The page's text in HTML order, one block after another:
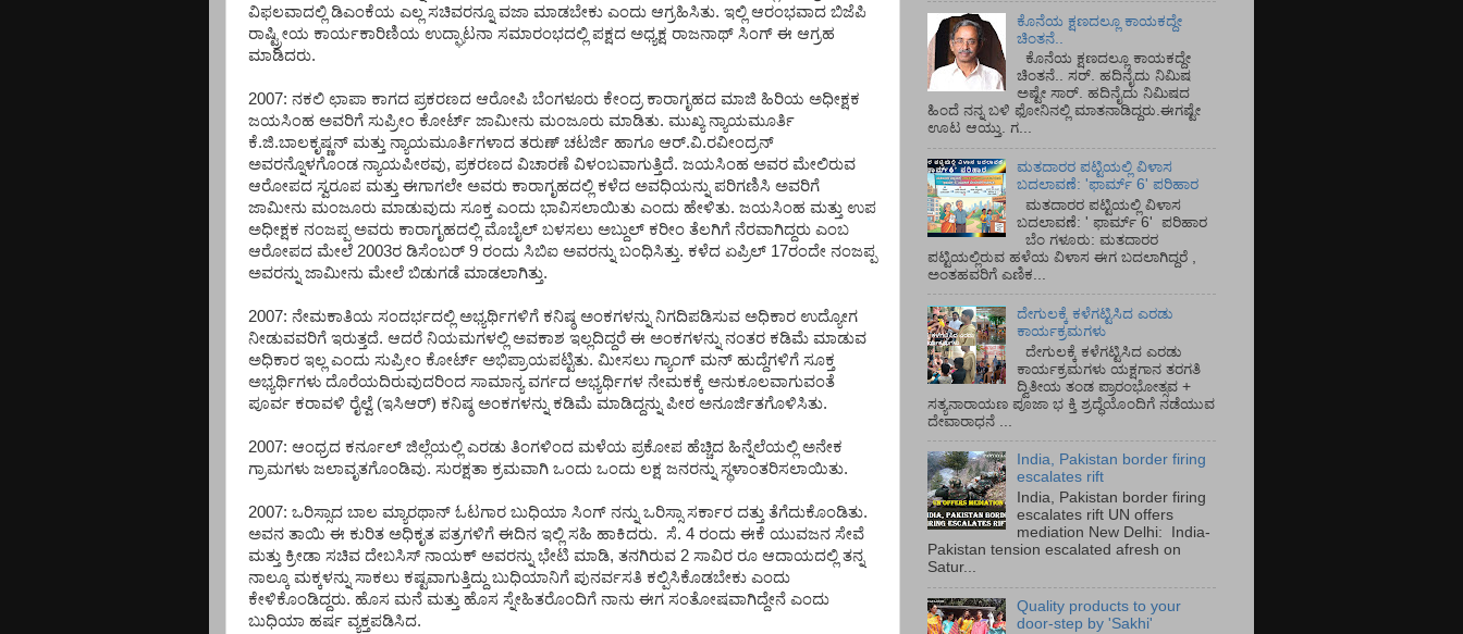
ವಿಫಲವಾದಲ್ಲಿ ಡಿಎಂಕೆಯ ಎಲ್ಲ ಸಚಿವರನ್ನೂ ವಜಾ ಮಾಡಬೇಕು ಎಂದು ಆಗ್ರಹಿಸಿತು. ಇಲ್ಲಿ ಆರಂಭವಾದ ಬಿಜೆಪಿ
ರಾಷ್ಟ್ರೀಯ ಕಾರ್ಯಕಾರಿಣಿಯ ಉದ್ಘಾಟನಾ ಸಮಾರಂಭದಲ್ಲಿ ಪಕ್ಷದ ಅಧ್ಯಕ್ಷ ರಾಜನಾಥ್ ಸಿಂಗ್ ಈ ಆಗ್ರಹ
ಮಾಡಿದರು.
2007: ನಕಲಿ ಛಾಪಾ ಕಾಗದ ಪ್ರಕರಣದ ಆರೋಪಿ ಬೆಂಗಳೂರು ಕೇಂದ್ರ ಕಾರಾಗೃಹದ ಮಾಜಿ ಹಿರಿಯ ಅಧೀಕ್ಷಕ
ಜಯಸಿಂಹ ಅವರಿಗೆ ಸುಪ್ರೀಂ ಕೋರ್ಟ್ ಜಾಮೀನು ಮಂಜೂರು ಮಾಡಿತು. ಮುಖ್ಯ ನ್ಯಾಯಮೂರ್ತಿ
ಕೆ.ಜಿ.ಬಾಲಕೃಷ್ಣನ್ ಮತ್ತು ನ್ಯಾಯಮೂರ್ತಿಗಳಾದ ತರುಣ್ ಚಟರ್ಜಿ ಹಾಗೂ ಆರ್.ವಿ.ರವೀಂದ್ರನ್
ಅವರನ್ನೊಳಗೊಂಡ ನ್ಯಾಯಪೀಠವು, ಪ್ರಕರಣದ ವಿಚಾರಣೆ ವಿಳಂಬವಾಗುತ್ತಿದೆ. ಜಯಸಿಂಹ ಅವರ ಮೇಲಿರುವ
ಆರೋಪದ ಸ್ವರೂಪ ಮತ್ತು ಈಗಾಗಲೇ ಅವರು ಕಾರಾಗೃಹದಲ್ಲಿ ಕಳೆದ ಅವಧಿಯನ್ನು ಪರಿಗಣಿಸಿ ಅವರಿಗೆ
ಜಾಮೀನು ಮಂಜೂರು ಮಾಡುವುದು ಸೂಕ್ತ ಎಂದು ಭಾವಿಸಲಾಯಿತು ಎಂದು ಹೇಳಿತು. ಜಯಸಿಂಹ ಮತ್ತು ಉಪ
ಅಧೀಕ್ಷಕ ನಂಜಪ್ಪ ಅವರು ಕಾರಾಗೃಹದಲ್ಲಿ ಮೊಬೈಲ್ ಬಳಸಲು ಅಬ್ದುಲ್ ಕರೀಂ ತೆಲಗಿಗೆ ನೆರವಾಗಿದ್ದರು ಎಂಬ
ಆರೋಪದ ಮೇಲೆ 2003ರ ಡಿಸೆಂಬರ್ 9 ರಂದು ಸಿಬಿಐ ಅವರನ್ನು ಬಂಧಿಸಿತ್ತು. ಕಳೆದ ಏಪ್ರಿಲ್ 17ರಂದೇ ನಂಜಪ್ಪ
ಅವರನ್ನು ಜಾಮೀನು ಮೇಲೆ ಬಿಡುಗಡೆ ಮಾಡಲಾಗಿತ್ತು.
2007: ನೇಮಕಾತಿಯ ಸಂದರ್ಭದಲ್ಲಿ ಅಭ್ಯರ್ಥಿಗಳಿಗೆ ಕನಿಷ್ಠ ಅಂಕಗಳನ್ನು ನಿಗದಿಪಡಿಸುವ ಅಧಿಕಾರ ಉದ್ಯೋಗ
ನೀಡುವವರಿಗೆ ಇರುತ್ತದೆ. ಆದರೆ ನಿಯಮಗಳಲ್ಲಿ ಅವಕಾಶ ಇಲ್ಲದಿದ್ದರೆ ಈ ಅಂಕಗಳನ್ನು ನಂತರ ಕಡಿಮೆ ಮಾಡುವ
ಅಧಿಕಾರ ಇಲ್ಲ ಎಂದು ಸುಪ್ರೀಂ ಕೋರ್ಟ್ ಅಭಿಪ್ರಾಯಪಟ್ಟಿತು. ಮೀಸಲು ಗ್ಯಾಂಗ್ ಮನ್ ಹುದ್ದೆಗಳಿಗೆ ಸೂಕ್ತ
ಅಭ್ಯರ್ಥಿಗಳು ದೊರೆಯದಿರುವುದರಿಂದ ಸಾಮಾನ್ಯ ವರ್ಗದ ಅಭ್ಯರ್ಥಿಗಳ ನೇಮಕಕ್ಕೆ ಅನುಕೂಲವಾಗುವಂತೆ
ಪೂರ್ವ ಕರಾವಳಿ ರೈಲ್ವೆ (ಇಸಿಆರ್) ಕನಿಷ್ಠ ಅಂಕಗಳನ್ನು ಕಡಿಮೆ ಮಾಡಿದ್ದನ್ನು ಪೀಠ ಅನೂರ್ಜಿತಗೊಳಿಸಿತು.
2007: ಆಂಧ್ರದ ಕರ್ನೂಲ್ ಜಿಲ್ಲೆಯಲ್ಲಿ ಎರಡು ತಿಂಗಳಿಂದ ಮಳೆಯ ಪ್ರಕೋಪ ಹೆಚ್ಚಿದ ಹಿನ್ನೆಲೆಯಲ್ಲಿ ಅನೇಕ
ಗ್ರಾಮಗಳು ಜಲಾವೃತಗೊಂಡಿವು. ಸುರಕ್ಷತಾ ಕ್ರಮವಾಗಿ ಒಂದು ಒಂದು ಲಕ್ಷ ಜನರನ್ನು ಸ್ಥಳಾಂತರಿಸಲಾಯಿತು.
2007: ಒರಿಸ್ಸಾದ ಬಾಲ ಮ್ಯಾರಥಾನ್ ಓಟಗಾರ ಬುಧಿಯಾ ಸಿಂಗ್ ನನ್ನು ಒರಿಸ್ಸಾ ಸರ್ಕಾರ ದತ್ತು ತೆಗೆದುಕೊಂಡಿತು.
ಅವನ ತಾಯಿ ಈ ಕುರಿತ ಅಧಿಕೃತ ಪತ್ರಗಳಿಗೆ ಈದಿನ ಇಲ್ಲಿ ಸಹಿ ಹಾಕಿದರು. ಸೆ. 4 ರಂದು ಈಕೆ ಯುವಜನ ಸೇವೆ
ಮತ್ತು ಕ್ರೀಡಾ ಸಚಿವ ದೇಬಸಿಸ್ ನಾಯಕ್ ಅವರನ್ನು ಭೇಟಿ ಮಾಡಿ, ತನಗಿರುವ 2 ಸಾವಿರ ರೂ ಆದಾಯದಲ್ಲಿ ತನ್ನ
ನಾಲ್ಕೂ ಮಕ್ಕಳನ್ನು ಸಾಕಲು ಕಷ್ಟವಾಗುತ್ತಿದ್ದು ಬುಧಿಯಾನಿಗೆ ಪುನರ್ವಸತಿ ಕಲ್ಪಿಸಿಕೊಡಬೇಕು ಎಂದು
ಕೇಳಿಕೊಂಡಿದ್ದರು. ಹೊಸ ಮನೆ ಮತ್ತು ಹೊಸ ಸ್ನೇಹಿತರೊಂದಿಗೆ ನಾನು ಈಗ ಸಂತೋಷವಾಗಿದ್ದೇನೆ ಎಂದು
ಬುಧಿಯಾ ಹರ್ಷ ವ್ಯಕ್ತಪಡಿಸಿದ.
ಕೊನೆಯ ಕ್ಷಣದಲ್ಲೂ ಕಾಯಕದ್ದೇ
ಚಿಂತನೆ..
ಕೊನೆಯ ಕ್ಷಣದಲ್ಲೂ ಕಾಯಕದ್ದೇ
ಚಿಂತನೆ.. ಸರ್.‌ ಹದಿನೈದು ನಿಮಿಷ
ಅಷ್ಟೇ ಸಾರ್.‌ ಹದಿನೈದು ನಿಮಿಷದ
ಹಿಂದೆ ನನ್ನ ಬಳಿ ಫೋನಿನಲ್ಲಿ ಮಾತನಾಡಿದ್ದರು.ಈಗಷ್ಟೇ
ಊಟ ಆಯ್ತು. ಗ...
ಮತದಾರರ ಪಟ್ಟಿಯಲ್ಲಿ ವಿಳಾಸ
ಬದಲಾವಣೆ: 'ಫಾರ್ಮ್ 6' ಪರಿಹಾರ
ಮತದಾರರ ಪಟ್ಟಿಯಲ್ಲಿ ವಿಳಾಸ
ಬದಲಾವಣೆ: ' ಫಾರ್ಮ್ 6' ಪರಿಹಾರ
ಬೆಂ ಗಳೂರು: ಮತದಾರರ
ಪಟ್ಟಿಯಲ್ಲಿರುವ ಹಳೆಯ ವಿಳಾಸ ಈಗ ಬದಲಾಗಿದ್ದರೆ ,
ಅಂತಹವರಿಗೆ ಎಣಿಕ...
ದೇಗುಲಕ್ಕೆ ಕಳೆಗಟ್ಟಿಸಿದ ಎರಡು
ಕಾರ್ಯಕ್ರಮಗಳು
ದೇಗುಲಕ್ಕೆ ಕಳೆಗಟ್ಟಿಸಿದ ಎರಡು
ಕಾರ್ಯಕ್ರಮಗಳು ಯಕ್ಷಗಾನ ತರಗತಿ
ದ್ವಿತೀಯ ತಂಡ ಪ್ರಾರಂಭೋತ್ಸವ +
ಸತ್ಯನಾರಾಯಣ ಪೂಜಾ ಭ ಕ್ತಿ ಶ್ರದ್ಧೆಯೊಂದಿಗೆ ನಡೆಯುವ
ದೇವಾರಾಧನೆ ...
India, Pakistan border firing
escalates rift
India, Pakistan border firing
escalates rift UN offers
mediation New Delhi: India-
Pakistan tension escalated afresh on
Satur...
Quality products to your
door-step by 'Sakhi'